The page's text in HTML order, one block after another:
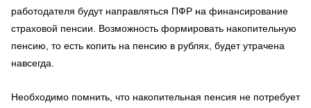
работодателя будут направляться ПФР на финансирование
страховой пенсии. Возможность формировать накопительную
пенсию, то есть копить на пенсию в рублях, будет утрачена
навсегда.
Необходимо помнить, что накопительная пенсия не потребует